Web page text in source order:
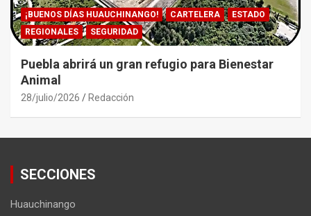
¡BUENOS DÍAS HUAUCHINANGO! CARTELERA
ESTADO
REGIONALES
SEGURIDAD
Puebla abrirá un gran refugio para Bienestar
Animal
28/julio/2026 Redacción
SECCIONES
Huauchinango